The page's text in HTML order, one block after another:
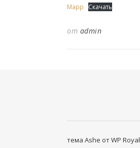
Марр Скачать
от admin
тема Ashe отWP Royal